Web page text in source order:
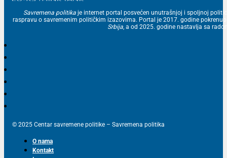
Savremena politika je internet portal posvećen unutrašnjoj i spoljnoj
raspravu o savremenim političkim izazovima. Portal je 2017. godine
Srbija, a od 2025. godine nastavlja sa
© 2025 Centar savremene politike – Savremena politika
O nama
Kontakt